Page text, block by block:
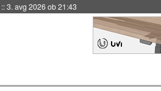
::3. avg 2026 ob 21:43